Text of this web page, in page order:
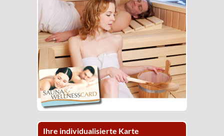
Ihre individualisierte Karte